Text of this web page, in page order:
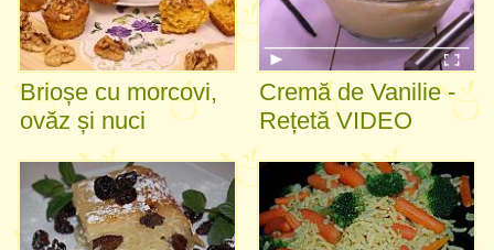
Brioșe cu morcovi,
ovăz și nuci
Cremă de Vanilie -
Rețetă VIDEO